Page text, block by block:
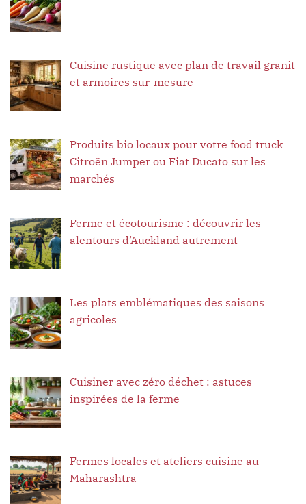
Cuisine rustique avec plan de travail granit
et armoires sur-mesure
Produits bio locaux pour votre food truck
Citroën Jumper ou Fiat Ducato sur les
marchés
Ferme et écotourisme : découvrir les
alentours d’Auckland autrement
Les plats emblématiques des saisons
agricoles
Cuisiner avec zéro déchet : astuces
inspirées de la ferme
Fermes locales et ateliers cuisine au
Maharashtra